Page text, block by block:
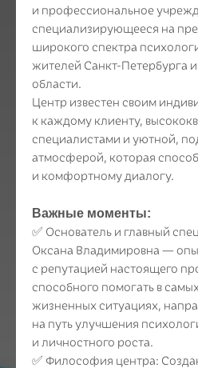
и профессиональное
специализирующееся на
широкого спектра
жителей Санкт-Петербурга
области.
Центр известен своим
к каждому клиенту,
специалистами и уютной,
атмосферой, которая
и комфортному диалогу.
Важные моменты:
✅ Основатель и главный
Оксана Владимировна —
с репутацией настоящего
способного помогать в
жизненных ситуациях,
на путь улучшения
и личностного роста.
✅ Философия центра: